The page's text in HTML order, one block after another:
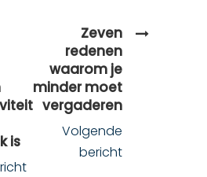
is
Zeven
redenen
waarom je
minder moet
vergaderen
Volgende
bericht